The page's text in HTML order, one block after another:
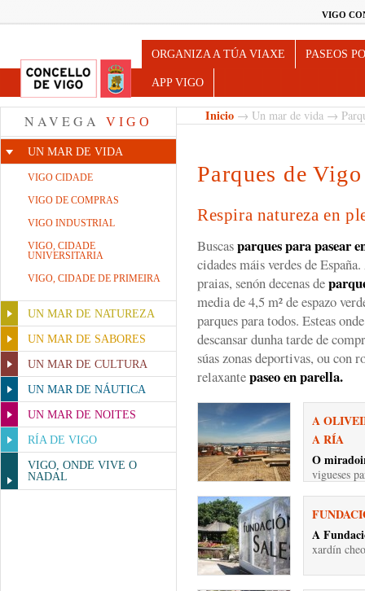
VIGO
Turismo de Vigo
ORGANIZA A TÚA VIAXE PASEOS
APP VIGO
NAVEGA VIGO
UN MAR DE VIDA
VIGO CIDADE
VIGO DE COMPRAS
VIGO INDUSTRIAL
VIGO, CIDADE
UNIVERSITARIA
VIGO, CIDADE DE PRIMEIRA
UN MAR DE NATUREZA
UN MAR DE SABORES
UN MAR DE CULTURA
UN MAR DE NÁUTICA
UN MAR DE NOITES
RÍA DE VIGO
VIGO, ONDE VIVE O
NADAL
Inicio → Un mar de vida →
Parques de Vigo
Respira natureza en
Buscasparques para pasear
cidades máis verdes de
praias, senón decenas de
media de 4,5 m² de espazo
parques para todos. Esteas
descansar dunha tarde de
súas zonas deportivas, ou con
relaxantepaseo en parella.
A
A RÍA
O
vigueses
A
xardín